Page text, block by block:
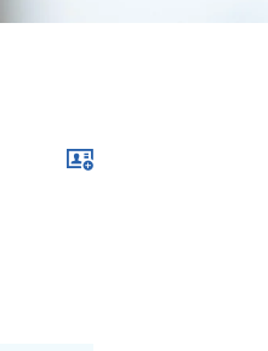
Download xcf file